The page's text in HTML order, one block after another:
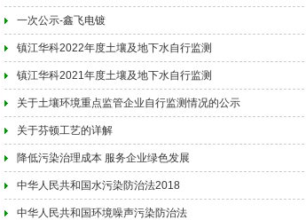
一次公示-鑫飞电镀
镇江华科2022年度土壤及地下水自行监测
镇江华科2021年度土壤及地下水自行监测
关于土壤环境重点监管企业自行监测情况的公示
关于芬顿工艺的详解
降低污染治理成本 服务企业绿色发展
中华人民共和国水污染防治法2018
中华人民共和国环境噪声污染防治法